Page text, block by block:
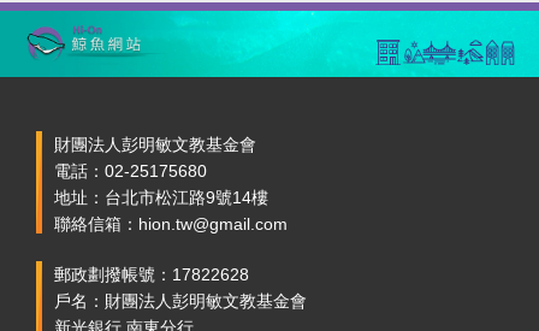
財團法人彭明敏文教基金會
電話：02-25175680
地址：台北市松江路9號14樓
聯絡信箱：hion.tw@gmail.com
郵政劃撥帳號：17822628
戶名：財團法人彭明敏文教基金會
新光銀行 南東分行